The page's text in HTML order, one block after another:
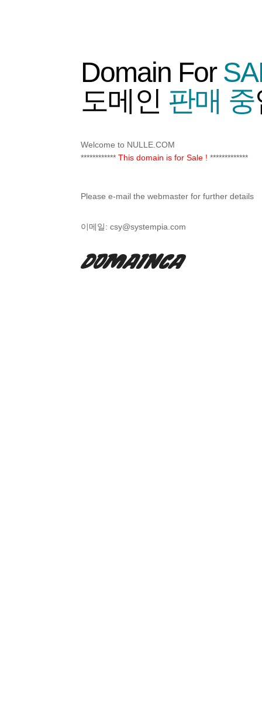
Domain For
도메인 판매 중
Welcome to NULLE.COM
************ This domain is for Sale ! *************
Please e-mail the webmaster for further details
이메일: csy@systempia.com